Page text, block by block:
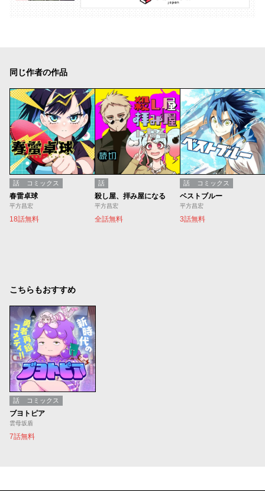
同じ作者の作品
話 コミックス
春雷卓球
平方昌宏
18話無料
話
殺し屋、拝み屋になる
平方昌宏
全話無料
話 コミックス
ベストブルー
平方昌宏
3話無料
こちらもおすすめ
話 コミックス
ブヨトピア
雲母坂盾
7話無料